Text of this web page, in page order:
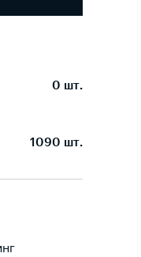
0 шт.
1090 шт.